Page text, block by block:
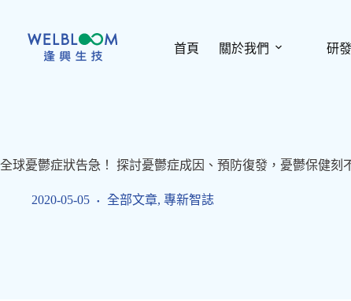
首頁 關於我們 研
全球憂鬱症狀告急！ 探討憂鬱症成因、預防復發，憂鬱保健刻
2020-05-05 全部文章, 專新智誌